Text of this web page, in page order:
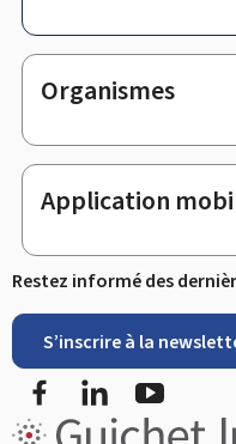
Organismes
Application
Restez informé des
S’inscrire à la
FacebookLinkedIn